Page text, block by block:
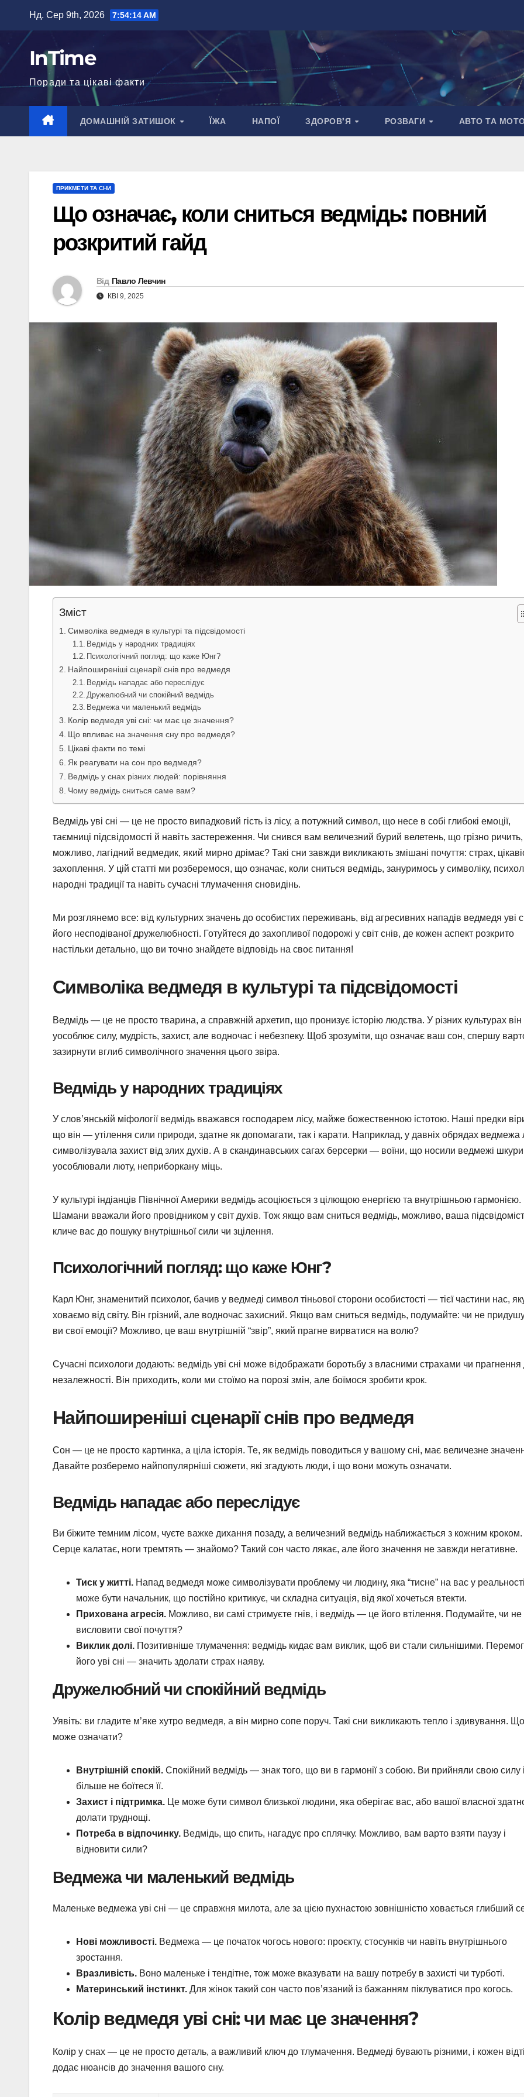
вмісту
Нд. Сер 9th, 2026 7:54:16 AM
InTime
Поради та цікаві факти
ДОМАШНІЙ ЗАТИШОК ЇЖА НАПОЇ ЗДОРОВ’Я РОЗВАГИ АВТО ТА
ПРИКМЕТИ ТА СНИ
Що означає, коли сниться ведмідь: повний
розкритий гайд
Від Павло Левчин
КВІ 9, 2025
Зміст
Символіка ведмедя в культурі та підсвідомості
Ведмідь у народних традиціях
Психологічний погляд: що каже Юнг?
Найпоширеніші сценарії снів про ведмедя
Ведмідь нападає або переслідує
Дружелюбний чи спокійний ведмідь
Ведмежа чи маленький ведмідь
Колір ведмедя уві сні: чи має це значення?
Що впливає на значення сну про ведмедя?
Цікаві факти по темі
Як реагувати на сон про ведмедя?
Ведмідь у снах різних людей: порівняння
Чому ведмідь сниться саме вам?
Ведмідь уві сні — це не просто випадковий гість із лісу, а потужний символ, що несе в собі глибокі емоції,
таємниці підсвідомості й навіть застереження. Чи снився вам величезний бурий велетень, що грізно ричить,
можливо, лагідний ведмедик, який мирно дрімає? Такі сни завжди викликають змішані почуття: страх,
захоплення. У цій статті ми розберемося, що означає, коли сниться ведмідь, зануримось у символіку,
народні традиції та навіть сучасні тлумачення сновидінь.
Ми розглянемо все: від культурних значень до особистих переживань, від агресивних нападів ведмедя уві
його несподіваної дружелюбності. Готуйтеся до захопливої подорожі у світ снів, де кожен аспект розкрито
настільки детально, що ви точно знайдете відповідь на своє питання!
Символіка ведмедя в культурі та підсвідомості
Ведмідь — це не просто тварина, а справжній архетип, що пронизує історію людства. У різних культурах він
уособлює силу, мудрість, захист, але водночас і небезпеку. Щоб зрозуміти, що означає ваш сон, спершу
зазирнути вглиб символічного значення цього звіра.
Ведмідь у народних традиціях
У слов’янській міфології ведмідь вважався господарем лісу, майже божественною істотою. Наші предки
що він — утілення сили природи, здатне як допомагати, так і карати. Наприклад, у давніх обрядах ведмежа
символізувала захист від злих духів. А в скандинавських сагах берсерки — воїни, що носили ведмежі
уособлювали люту, неприборкану міць.
У культурі індіанців Північної Америки ведмідь асоціюється з цілющою енергією та внутрішньою гармонією.
Шамани вважали його провідником у світ духів. Тож якщо вам сниться ведмідь, можливо, ваша
кличе вас до пошуку внутрішньої сили чи зцілення.
Психологічний погляд: що каже Юнг?
Карл Юнг, знаменитий психолог, бачив у ведмеді символ тіньової сторони особистості — тієї частини нас,
ховаємо від світу. Він грізний, але водночас захисний. Якщо вам сниться ведмідь, подумайте: чи не
ви свої емоції? Можливо, це ваш внутрішній “звір”, який прагне вирватися на волю?
Сучасні психологи додають: ведмідь уві сні може відображати боротьбу з власними страхами чи прагнення
незалежності. Він приходить, коли ми стоїмо на порозі змін, але боїмося зробити крок.
Найпоширеніші сценарії снів про ведмедя
Сон — це не просто картинка, а ціла історія. Те, як ведмідь поводиться у вашому сні, має величезне
Давайте розберемо найпопулярніші сюжети, які згадують люди, і що вони можуть означати.
Ведмідь нападає або переслідує
Ви біжите темним лісом, чуєте важке дихання позаду, а величезний ведмідь наближається з кожним кроком.
Серце калатає, ноги тремтять — знайомо? Такий сон часто лякає, але його значення не завжди негативне.
Тиск у житті. Напад ведмедя може символізувати проблему чи людину, яка “тисне” на вас у
може бути начальник, що постійно критикує, чи складна ситуація, від якої хочеться втекти.
Прихована агресія. Можливо, ви самі стримуєте гнів, і ведмідь — це його втілення. Подумайте, чи не
висловити свої почуття?
Виклик долі. Позитивніше тлумачення: ведмідь кидає вам виклик, щоб ви стали сильнішими.
його уві сні — значить здолати страх наяву.
Дружелюбний чи спокійний ведмідь
Уявіть: ви гладите м’яке хутро ведмедя, а він мирно сопе поруч. Такі сни викликають тепло і здивування.
може означати?
Внутрішній спокій. Спокійний ведмідь — знак того, що ви в гармонії з собою. Ви прийняли свою силу і
більше не боїтеся її.
Захист і підтримка. Це може бути символ близької людини, яка оберігає вас, або вашої власної
долати труднощі.
Потреба в відпочинку. Ведмідь, що спить, нагадує про сплячку. Можливо, вам варто взяти паузу і
відновити сили?
Ведмежа чи маленький ведмідь
Маленьке ведмежа уві сні — це справжня милота, але за цією пухнастою зовнішністю ховається глибший
Нові можливості. Ведмежа — це початок чогось нового: проєкту, стосунків чи навіть внутрішнього
зростання.
Вразливість. Воно маленьке і тендітне, тож може вказувати на вашу потребу в захисті чи турботі.
Материнський інстинкт. Для жінок такий сон часто пов’язаний із бажанням піклуватися про когось.
Колір ведмедя уві сні: чи має це значення?
Колір у снах — це не просто деталь, а важливий ключ до тлумачення. Ведмеді бувають різними, і кожен
додає нюансів до значення вашого сну.